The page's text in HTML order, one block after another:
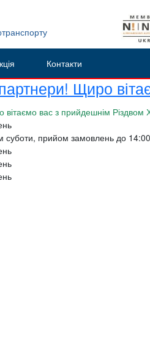
Контакти
Щиро
вітаємо вас з прийдешнім Різдвом
суботи, прийом замовлень до